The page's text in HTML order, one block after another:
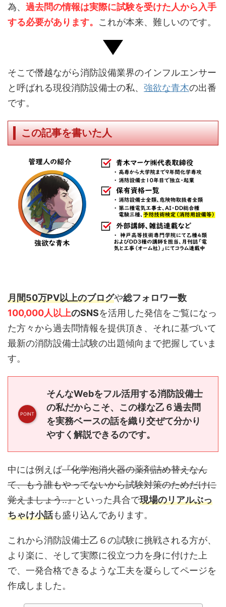
為、 過去問の情報は実際に試験を受けた人から入手
する必要があります。 これが本来、難しいのです。
そこで僭越ながら消防設備業界のインフルエンサー
と呼ばれる現役消防設備士の私、 強欲な青木の出番
です。
この記事を書いた人
月間50万PV以上のブログや総フォロワー数
100,000人以上のSNSを活用した発信をご覧になっ
た方々から過去問情報を提供頂き、それに基づいて
最新の消防設備士試験の出題傾向まで把握していま
す。
そんなWebをフル活用する消防設備士
の私だからこそ、この様な乙６過去問
を実務ベースの話を織り交ぜて分かり
やすく解説できるのです。
中には例えば『化学泡消火器の薬剤詰め替えなん
て、もう誰もやってないから試験対策のためだけに
覚えましょう‥』といった具合で現場のリアルぶっ
ちゃけ小話も盛り込んであります。
これから消防設備士乙６の試験に挑戦される方が、
より楽に、そして実際に役立つ力を身に付けた上
で、一発合格できるような工夫を凝らしてページを
作成しました。